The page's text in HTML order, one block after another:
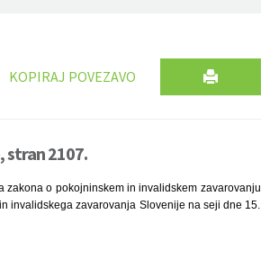
KOPIRAJ POVEZAVO
stran 2107.
zakona o pokojninskem in invalidskem zavarovanju
invalidskega zavarovanja Slovenije na seji dne 15.